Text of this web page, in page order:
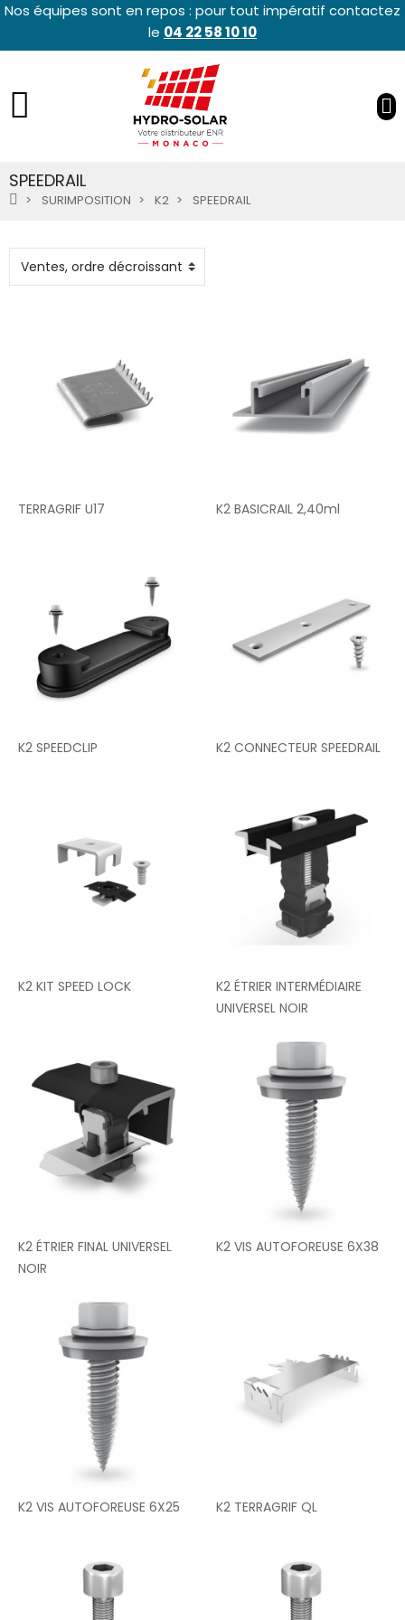
Nos équipes sont en repos : pour tout impératif contactez
le 04 22 58 10 10
SPEEDRAIL
SURIMPOSITION K2 SPEEDRAIL
TERRAGRIF U17 K2 BASICRAIL 2,40ml
K2 SPEEDCLIP K2 CONNECTEUR SPEEDRAIL
K2 KIT SPEED LOCK
K2 ÉTRIER INTERMÉDIAIRE
UNIVERSEL NOIR
K2 ÉTRIER FINAL UNIVERSEL
NOIR
K2 VIS AUTOFOREUSE 6X38
K2 VIS AUTOFOREUSE 6X25 K2 TERRAGRIF QL